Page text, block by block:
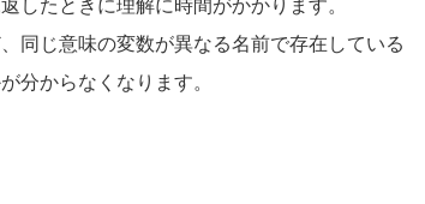
したときに理解に時間がかかります。
同じ意味の変数が異なる名前で存在している
分からなくなります。